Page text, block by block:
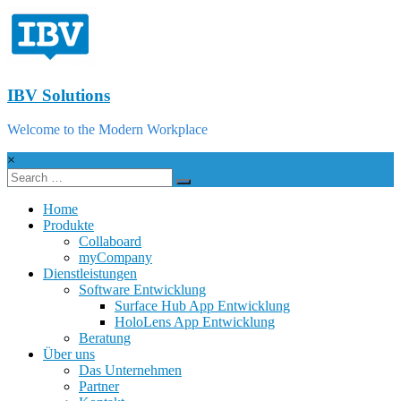
IBV Solutions
Welcome to the Modern Workplace
×
Home
Produkte
Collaboard
myCompany
Dienstleistungen
Software Entwicklung
Surface Hub App Entwicklung
HoloLens App Entwicklung
Beratung
Über uns
Das Unternehmen
Partner